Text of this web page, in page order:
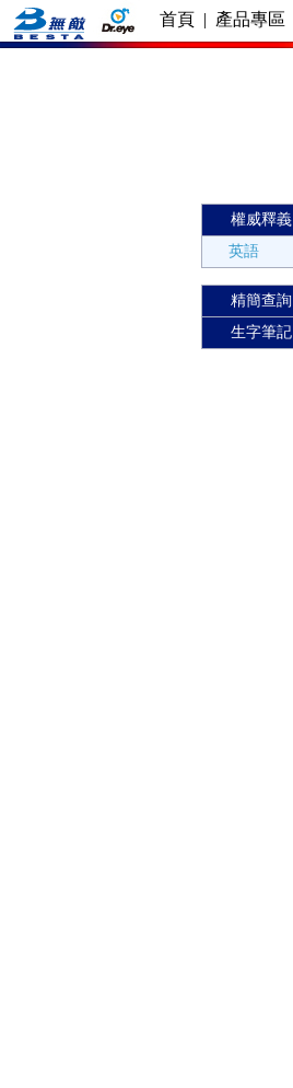
首頁 | 產品專區
權威釋義
英語
精簡查詢
生字筆記